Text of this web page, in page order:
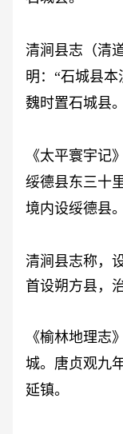
清涧县志（清
明： “石城县
魏时置石城县
《太平寰宇记》
绥德县东三十
境内设绥德县
清涧县志称，
首设朔方县，
《榆林地理志
城。唐贞观九
延镇。